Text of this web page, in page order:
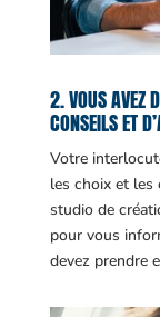
2. VOUS AVEZ
CONSEILS ET
Votre
les choix et les
studio de
pour vous
devez prendre